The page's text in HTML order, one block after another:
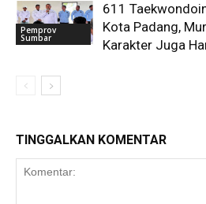
Pemprov
Sumbar
611
Kota Padang,
Karakter Juga
TINGGALKAN KOMENTAR